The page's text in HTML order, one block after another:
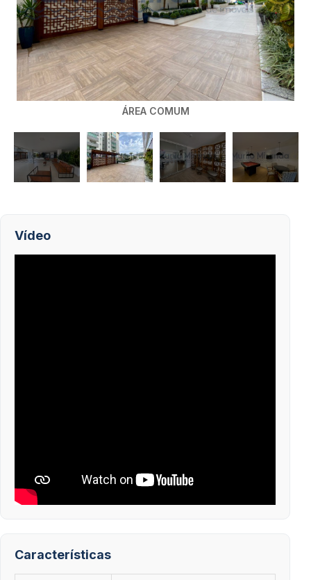
ÁREA COMUM
ÁREA COMUM
Vídeo
Características